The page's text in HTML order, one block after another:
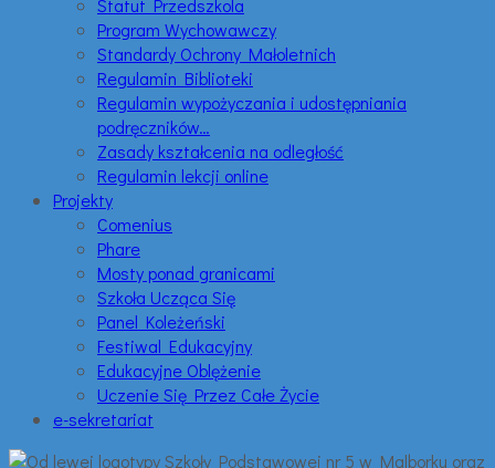
Statut Przedszkola
Program Wychowawczy
Standardy Ochrony Małoletnich
Regulamin Biblioteki
Regulamin wypożyczania i udostępniania
podręczników…
Zasady kształcenia na odległość
Regulamin lekcji online
Projekty
Comenius
Phare
Mosty ponad granicami
Szkoła Ucząca Się
Panel Koleżeński
Festiwal Edukacyjny
Edukacyjne Oblężenie
Uczenie Się Przez Całe Życie
e-sekretariat